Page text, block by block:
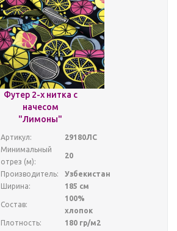
Футер 2-х нитка с
начесом
"Лимоны"
Артикул:
29180ЛС
Минимальный
отрез (м):
20
Производитель:
Узбекистан
Ширина:
185 см
Состав:
100%
хлопок
Плотность:
180 гр/м2